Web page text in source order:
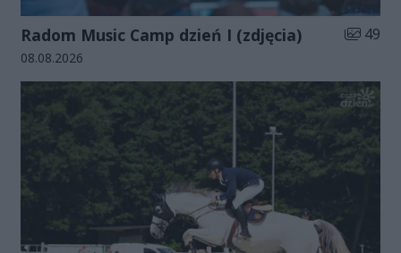
Radom Music Camp dzień I (zdjęcia) Liczba
49
Data dodania galerii:
08.08.2026